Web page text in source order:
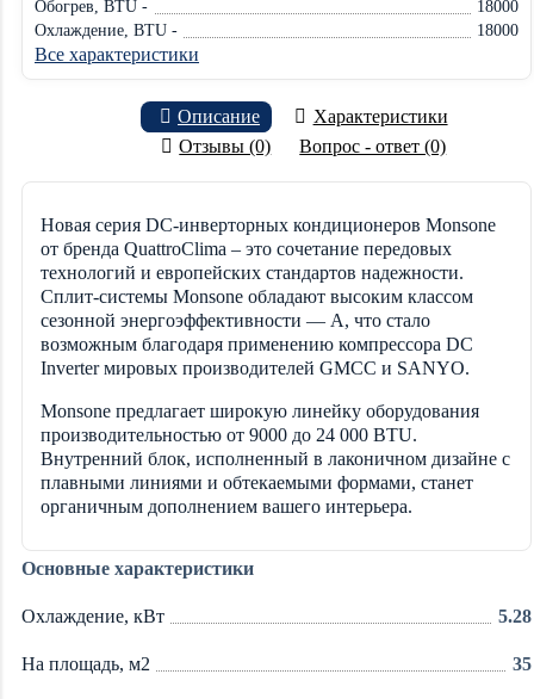
Обогрев, BTU -
18000
Охлаждение, BTU -
18000
Все характеристики
Описание
Характеристики
Отзывы (0)
Вопрос - ответ (0)
Новая серия DC-инверторных кондиционеров Monsone
от бренда QuattroClima – это сочетание передовых
технологий и европейских стандартов надежности.
Сплит-системы Monsone обладают высоким классом
сезонной энергоэффективности — A, что стало
возможным благодаря применению компрессора DC
Inverter мировых производителей GMCC и SANYO.
Monsone предлагает широкую линейку оборудования
производительностью от 9000 до 24 000 BTU.
Внутренний блок, исполненный в лаконичном дизайне с
плавными линиями и обтекаемыми формами, станет
органичным дополнением вашего интерьера.
Основные характеристики
Охлаждение, кВт 5.28
На площадь, м2 35